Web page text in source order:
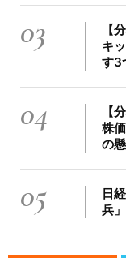
03
【
キ
す3
04
【
株
の懸
05
日
兵